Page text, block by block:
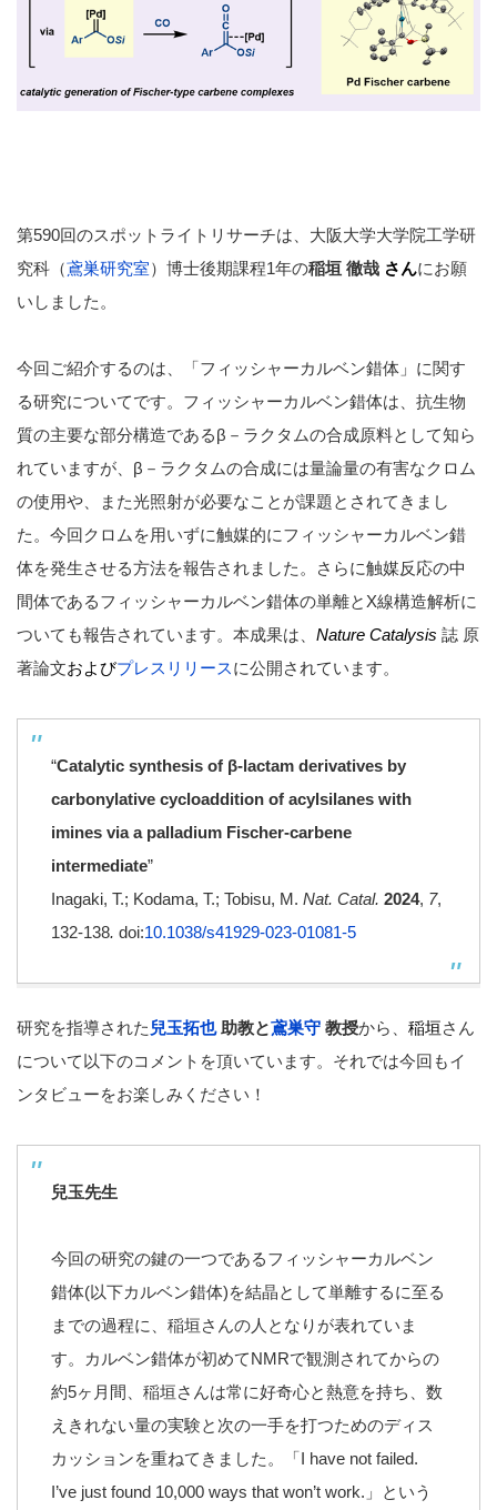
第590回のスポットライトリサーチは、大阪大学大学院工学研
究科（鳶巣研究室）博士後期課程1年の稲垣 徹哉 さんにお願
いしました。
今回ご紹介するのは、「フィッシャーカルベン錯体」に関す
る研究についてです。フィッシャーカルベン錯体は、抗生物
質の主要な部分構造であるβ－ラクタムの合成原料として知ら
れていますが、β－ラクタムの合成には量論量の有害なクロム
の使用や、また光照射が必要なことが課題とされてきまし
た。今回クロムを用いずに触媒的にフィッシャーカルベン錯
体を発生させる方法を報告されました。さらに触媒反応の中
間体であるフィッシャーカルベン錯体の単離とX線構造解析に
ついても報告されています。本成果は、 Nature Catalysis 誌 原
著論文およびプレスリリースに公開されています。
“Catalytic synthesis of β-lactam derivatives by
carbonylative cycloaddition of acylsilanes with
imines via a palladium Fischer-carbene
intermediate”
Inagaki, T.; Kodama, T.; Tobisu, M. Nat. Catal. 2024, 7,
132-138. doi:10.1038/s41929-023-01081-5
研究を指導された 兒玉拓也助教と鳶巣守 教授から、 稲垣さん
について以下のコメントを頂いています。それでは今回もイ
ンタビューをお楽しみください！
兒玉先生
今回の研究の鍵の一つであるフィッシャーカルベン
錯体(以下カルベン錯体)を結晶として単離するに至る
までの過程に、稲垣さんの人となりが表れていま
す。カルベン錯体が初めてNMRで観測されてからの
約5ヶ月間、稲垣さんは常に好奇心と熱意を持ち、数
えきれない量の実験と次の一手を打つためのディス
カッションを重ねてきました。「I have not failed.
I’ve just found 10,000 ways that won’t work.」という